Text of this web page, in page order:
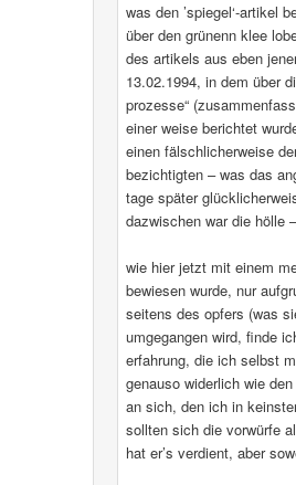
was den ’spiegel‘-artikel
über den grünenn klee
des artikels aus eben
13.02.1994, in dem über
prozesse“
einer weise berichtet
einen fälschlicherweise
bezichtigten – was das
tage später
dazwischen war die hölle
wie hier jetzt mit einem
bewiesen wurde, nur
seitens des opfers (was
umgegangen wird, finde
erfahrung, die ich selbst
genauso widerlich wie
an sich, den ich in
sollten sich die vorwürfe
hat er’s verdient, aber